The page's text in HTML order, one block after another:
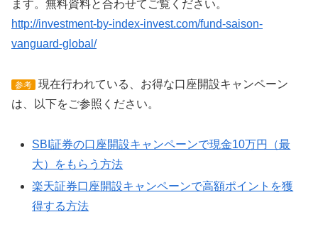
ます。無料資料と合わせてご覧ください。
http://investment-by-index-invest.com/fund-saison-
vanguard-global/
参考
現在行われている、お得な口座開設キャンペーン
は、以下をご参照ください。
SBI証券の口座開設キャンペーンで現金10万円（最
大）をもらう方法
楽天証券口座開設キャンペーンで高額ポイントを獲
得する方法